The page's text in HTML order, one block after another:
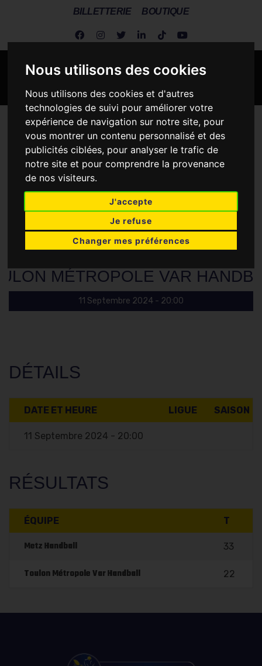
Nous utilisons des cookies
Nous utilisons des cookies et d'autres
technologies de suivi pour améliorer votre
expérience de navigation sur notre site, pour
vous montrer un contenu personnalisé et des
publicités ciblées, pour analyser le trafic de
notre site et pour comprendre la provenance
de nos visiteurs.
J'accepte
Je refuse
Changer mes préférences
BILLETTERIE BOUTIQUE
Metz Handball > Metz Handball vs Toulon Métropole Var
Handball
METZ HANDBALL
33 22
MÉTROPOLE VAR
11 Septembre 2024 - 20:00
DÉTAILS
DATE ET HEURE LIGUE SAISON
11 Septembre 2024 - 20:00
RÉSULTATS
ÉQUIPE T
Metz Handball 33
Toulon Métropole Var Handball 22